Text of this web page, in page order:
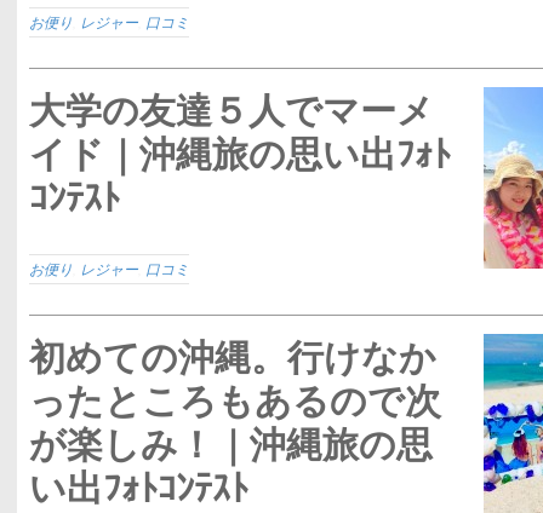
お便り レジャー 口コミ
大学の友達５人でマーメ
イド｜沖縄旅の思い出ﾌｫﾄ
ｺﾝﾃｽﾄ
お便り レジャー 口コミ
初めての沖縄。行けなか
ったところもあるので次
が楽しみ！｜沖縄旅の思
い出ﾌｫﾄｺﾝﾃｽﾄ